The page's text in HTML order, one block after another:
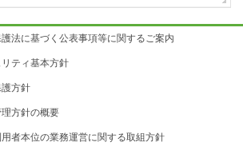
法に基づく公表事項等に関するご案内
ティ基本方針
方針
方針の概要
者本位の業務運営に関する取組方針